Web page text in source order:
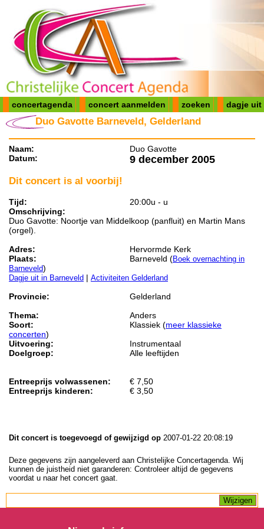
concertagenda concert aanmelden zoeken dagje uit
Duo Gavotte Barneveld, Gelderland
Naam:
Duo Gavotte
Datum:
9 december 2005
Dit concert is al voorbij!
Tijd:
20:00u - u
Omschrijving:
Duo Gavotte: Noortje van Middelkoop (panfluit) en Martin Mans
(orgel).
Adres:
Hervormde Kerk
Plaats:
Barneveld (Boek overnachting in
Barneveld)
Dagje uit in Barneveld | Activiteiten Gelderland
Provincie:
Gelderland
Thema:
Anders
Soort:
Klassiek (meer klassieke
concerten)
Uitvoering:
Instrumentaal
Doelgroep:
Alle leeftijden
Entreeprijs volwassenen:
€ 7,50
Entreeprijs kinderen:
€ 3,50
Dit concert is toegevoegd of gewijzigd op 2007-01-22 20:08:19
Deze gegevens zijn aangeleverd aan Christelijke Concertagenda. Wij
kunnen de juistheid niet garanderen: Controleer altijd de gegevens
voordat u naar het concert gaat.